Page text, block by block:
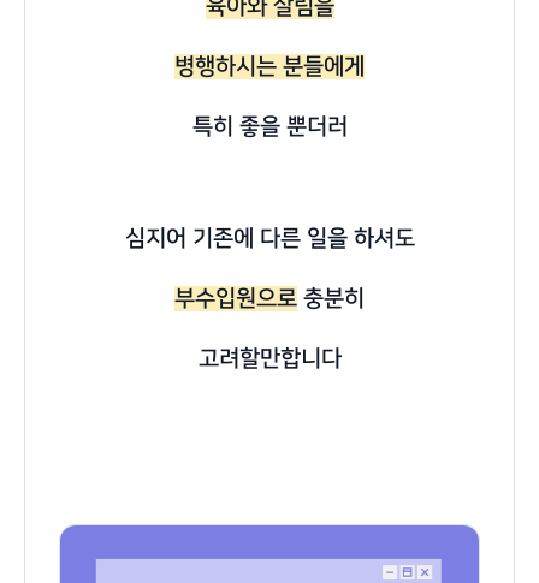
육아와 살림을
병행하시는 분들에게
특히 좋을 뿐더러
심지어 기존에 다른 일을 하셔도
부수입원으로 충분히
고려할만합니다